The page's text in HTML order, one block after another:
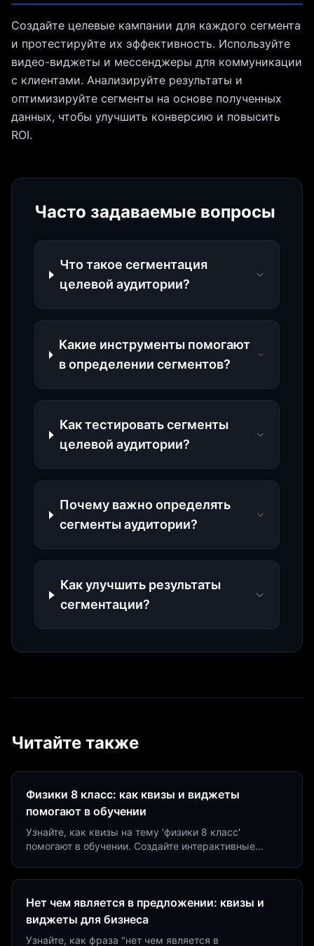
Создайте целевые кампании для каждого сегмента
и протестируйте их эффективность. Используйте
видео-виджеты и мессенджеры для коммуникации
с клиентами. Анализируйте результаты и
оптимизируйте сегменты на основе полученных
данных, чтобы улучшить конверсию и повысить
ROI.
Часто задаваемые вопросы
Что такое сегментация
целевой аудитории?
Какие инструменты помогают
в определении сегментов?
Как тестировать сегменты
целевой аудитории?
Почему важно определять
сегменты аудитории?
Как улучшить результаты
сегментации?
Читайте также
Физики 8 класс: как квизы и виджеты
помогают в обучении
Узнайте, как квизы на тему 'физики 8 класс'
помогают в обучении. Создайте интерактивные
Нет чем является в предложении: квизы и
виджеты для бизнеса
Узнайте, как фраза "нет чем является в